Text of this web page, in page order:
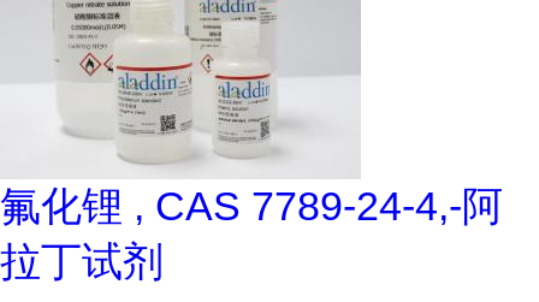
氟化锂 , CAS 7789-24-4,-阿
拉丁试剂